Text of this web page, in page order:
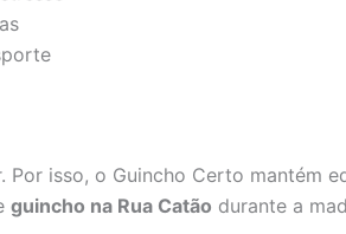
Por isso, o Guincho Certo mantém
guincho na Rua Catão durante a